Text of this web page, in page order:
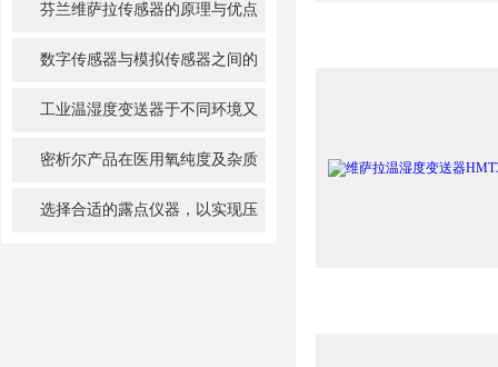
芬兰维萨拉传感器的原理与优点
数字传感器与模拟传感器之间的
差异工业温湿度变送器于不同环境又
该如何选择？
密析尔产品在医用氧纯度及杂质
监测中应用
选择合适的露点仪器，以实现压